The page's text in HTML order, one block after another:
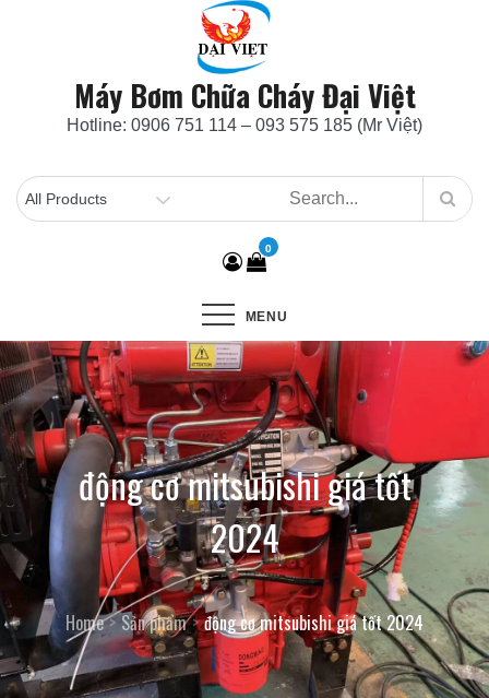
Máy Bơm Chữa Cháy Đại Việt
Hotline: 0906 751 114 – 093 575 185 (Mr Việt)
0
MENU
động cơ mitsubishi giá tốt
2024
Home Sản phẩm động cơ mitsubishi giá tốt 2024